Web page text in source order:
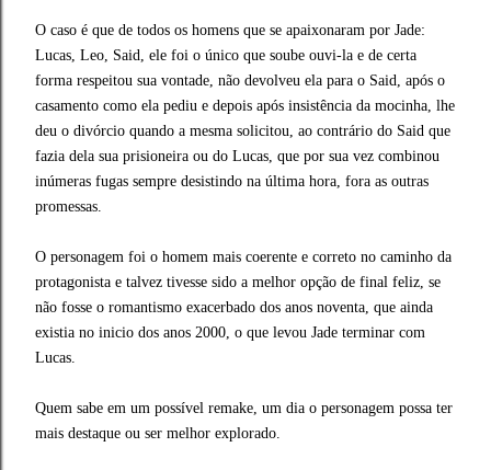
O caso é que de todos os homens que se apaixonaram por Jade:
Lucas, Leo, Said, ele foi o único que soube ouvi-la e de certa
forma respeitou sua vontade, não devolveu ela para o Said, após o
casamento como ela pediu e depois após insistência da mocinha, lhe
deu o divórcio quando a mesma solicitou, ao contrário do Said que
fazia dela sua prisioneira ou do Lucas, que por sua vez combinou
inúmeras fugas sempre desistindo na última hora, fora as outras
promessas.
O personagem foi o homem mais coerente e correto no caminho da
protagonista e talvez tivesse sido a melhor opção de final feliz, se
não fosse o romantismo exacerbado dos anos noventa, que ainda
existia no inicio dos anos 2000, o que levou Jade terminar com
Lucas.
Quem sabe em um possível remake, um dia o personagem possa ter
mais destaque ou ser melhor explorado.